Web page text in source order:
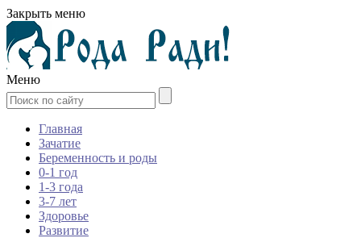
Закрыть меню
Меню
Главная
Зачатие
Беременность и роды
0-1 год
1-3 года
3-7 лет
Здоровье
Развитие